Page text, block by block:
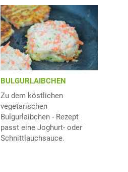
BULGURLAIBCHEN
Zu dem köstlichen
vegetarischen
Bulgurlaibchen - Rezept
passt eine Joghurt- oder
Schnittlauchsauce.